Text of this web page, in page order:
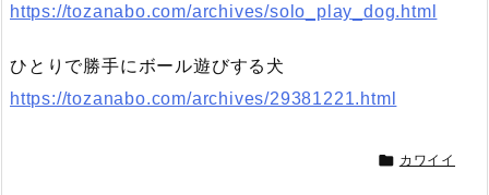
https://tozanabo.com/archives/solo_play_dog.html
ひとりで勝手にボール遊びする犬
https://tozanabo.com/archives/29381221.html
 カワイイ